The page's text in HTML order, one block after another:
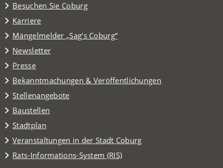
Besuchen Sie Coburg
(Öffnet
in
einem
neuen
Tab)
Karriere
Mängelmelder „Sag's Coburg“
(Öffnet
in
einem
neuen
Tab)
Newsletter
Presse
Bekanntmachungen & Veröffentlichungen
Stellenangebote
Baustellen
Stadtplan
(Öffnet
in
einem
neuen
Veranstaltungen in der Stadt Coburg
(Öffnet
in
einem
Rats-Informations-System (RIS)
(Öffnet